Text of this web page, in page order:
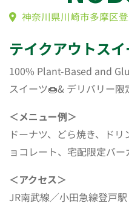
テイクアウトス
100% Plant-Based and
スイーツ🍩& デリバリー限
＜メニュー例＞
ドーナツ、どら焼き、ド
ョコレート、宅配限定バー
＜アクセス＞
JR南武線／小田急線登戸